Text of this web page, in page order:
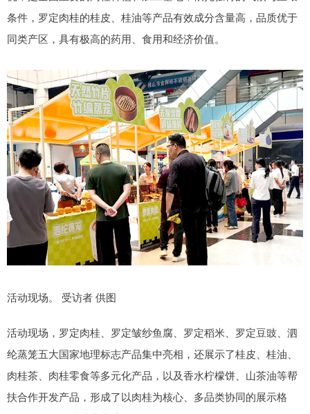
条件，罗定肉桂的桂皮、桂油等产品有效成分含量高，品质优于
同类产区，具有极高的药用、食用和经济价值。
活动现场。 受访者 供图
活动现场，罗定肉桂、罗定皱纱鱼腐、罗定稻米、罗定豆豉、泗
纶蒸笼五大国家地理标志产品集中亮相，还展示了桂皮、桂油、
肉桂茶、肉桂零食等多元化产品，以及香水柠檬饼、山茶油等帮
扶合作开发产品，形成了以肉桂为核心、多品类协同的展示格